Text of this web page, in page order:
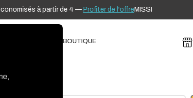
à partir de 4 — Profiter de l'offreMISSION INVISIBLE
BOUTIQUE